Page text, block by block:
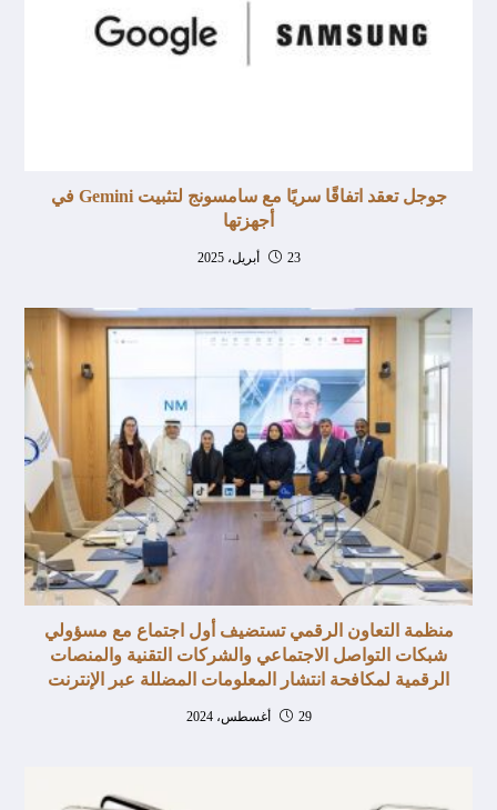
جوجل تعقد اتفاقًا سريًا مع سامسونج لتثبيت Gemini في
أجهزتها
23 أبريل، 2025
منظمة التعاون الرقمي تستضيف أول اجتماع مع مسؤولي
شبكات التواصل الاجتماعي والشركات التقنية والمنصات
الرقمية لمكافحة انتشار المعلومات المضللة عبر الإنترنت
29 أغسطس، 2024